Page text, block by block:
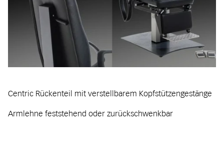
Centric Rückenteil mit verstellbarem Kopfstützengestänge
Armlehne feststehend oder zurückschwenkbar